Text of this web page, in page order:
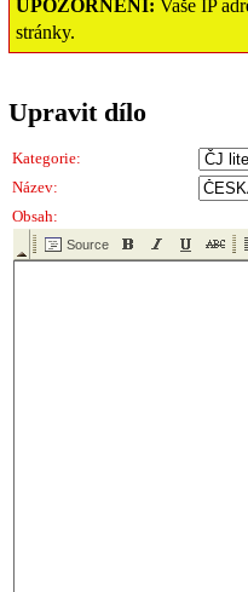
UPOZORNĚNÍ: Vaše IP
stránky.
Upravit dílo
Kategorie:
Název:
Obsah: